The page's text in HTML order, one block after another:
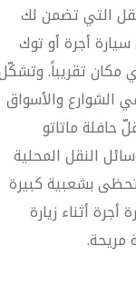
التي تضمن لك
أجرة أو توك
مكان تقريباً.
الشوارع والأسواق
حافلة ماتاتو
وتُعدّ من وسائل النقل المحلية
بشعبية كبيرة
أثناء زيارة
مريحة.